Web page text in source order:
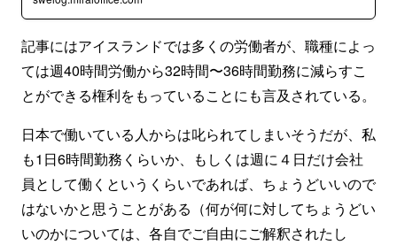
記事にはアイスランドでは多くの労働者が、職種によっ
ては週40時間労働から32時間〜36時間勤務に減らすこ
とができる権利をもっていることにも言及されている。
日本で働いている人からは叱られてしまいそうだが、私
も1日6時間勤務くらいか、もしくは週に４日だけ会社
員として働くというくらいであれば、ちょうどいいので
はないかと思うことがある（何が何に対してちょうどい
いのかについては、各自でご自由にご解釈されたし